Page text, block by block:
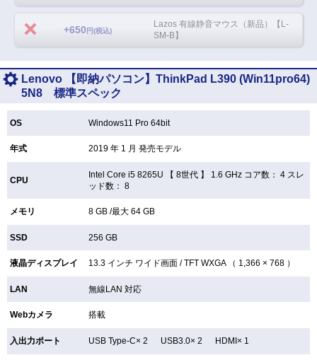
+650 円(税込)
Lazos 有線静音マウス（新品）【L-
SM-B】
Lenovo 【即納パソコン】ThinkPad L390 (Win11pro64)
5N8 標準スペック
OS Windows11 Pro 64bit
年式 2019 年 1 月 発売モデル
CPU
Intel Core i5 8265U 【8世代 】 1.6 GHz コア数： 4 スレ
ッド数： 8
メモリ 8 GB /最大 64 GB
SSD 256 GB
液晶ディスプレイ 13.3 インチ ワイド画面 /TFTWXGA （ 1,366 × 768 ）
LAN 無線LAN対応
Webカメラ 搭載
入出力ポート USB Type-C× 2 USB3.0× 2 HDMI× 1